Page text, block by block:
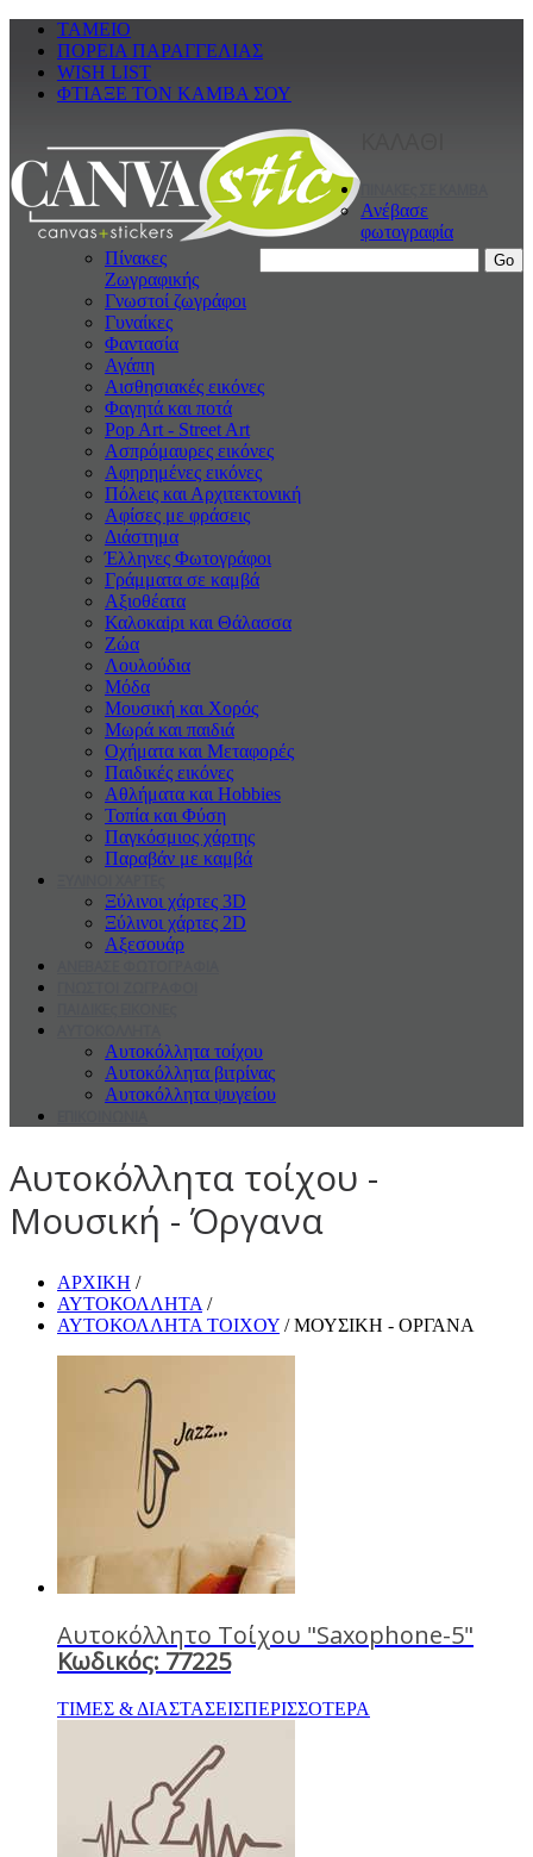
ΤΑΜΕΙΟ
ΠΟΡΕΙΑ ΠΑΡΑΓΓΕΛΙΑΣ
WISH LIST
ΦΤΙΑΞΕ ΤΟΝ ΚΑΜΒΑ ΣΟΥ
Ανέβασε
φωτογραφία
Πίνακες
Ζωγραφικής
Γνωστοί ζωγράφοι
Γυναίκες
Φαντασία
Αγάπη
Αισθησιακές εικόνες
Φαγητά και ποτά
Pop Art - Street Art
Ασπρόμαυρες εικόνες
Αφηρημένες εικόνες
Πόλεις και Αρχιτεκτονική
Αφίσες με φράσεις
Διάστημα
Έλληνες Φωτογράφοι
Γράμματα σε καμβά
Αξιοθέατα
Καλοκαiρι και Θάλασσα
Ζώα
Λουλούδια
Μόδα
Μουσική και Χορός
Μωρά και παιδιά
Οχήματα και Μεταφορές
Παιδικές εικόνες
Αθλήματα και Hobbies
Τοπία και Φύση
Παγκόσμιος χάρτης
Παραβάν με καμβά
Ξύλινοι χάρτες 3D
Ξύλινοι χάρτες 2D
Αξεσουάρ
Αυτοκόλλητα τοίχου
Αυτοκόλλητα βιτρίνας
Αυτοκόλλητα ψυγείου
Αυτοκόλλητα τοίχου -
Μουσική - Όργανα
ΑΡΧΙΚΗ /
ΑΥΤΟΚΟΛΛΗΤΑ /
ΑΥΤΟΚΟΛΛΗΤΑ ΤΟΙΧΟΥ / ΜΟΥΣΙΚΗ - ΟΡΓΑΝΑ
Αυτοκόλλητο Τοίχου "Saxophone-5"
Κωδικός: 77225
ΤΙΜΕΣ & ΔΙΑΣΤΑΣΕΙΣΠΕΡΙΣΣΟΤΕΡΑ